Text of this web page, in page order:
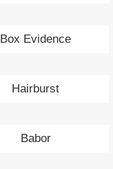
Box Evidence
Hairburst
Babor